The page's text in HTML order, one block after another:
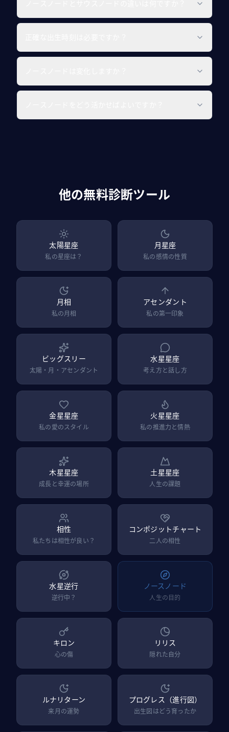
他の無料診断ツール
太陽星座
私の星座は？
月星座
私の感情の性質
月相
私の月相
アセンダント
私の第一印象
ビッグスリー
太陽・月・アセンダント
水星星座
考え方と話し方
金星星座
私の愛のスタイル
火星星座
私の推進力と情熱
木星星座
成長と幸運の場所
土星星座
人生の課題
相性
私たちは相性が良い？
コンポジットチャート
二人の相性
水星逆行
逆行中？
ノースノード
人生の目的
キロン
心の傷
リリス
隠れた自分
ルナリターン
来月の運勢
プログレス（進行図）
出生図はどう育ったか